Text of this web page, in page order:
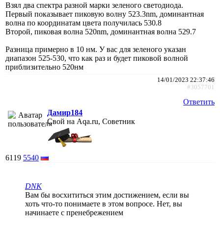
Взял два спектра разной марки зеленого светодиода.
Первый показывает пиковую волну 523.3nm, доминантная
волна по координатам цвета получилась 530.8
Второй, пиковая волна 520nm, доминантная волна 529.7
Разница примерно в 10 нм. У вас для зеленого указан
диапазон 525-530, что как раз и будет пиковой волной
приблизительно 520нм
14/01/2023 22:37:46
#3057701
Ответить
Дамир184
Свой на Aqa.ru, Советник
6119 5540
DNK
Вам бы восхититься этим достижением, если вы
хоть что-то понимаете в этом вопросе. Нет, вы
начинаете с пренебрежением